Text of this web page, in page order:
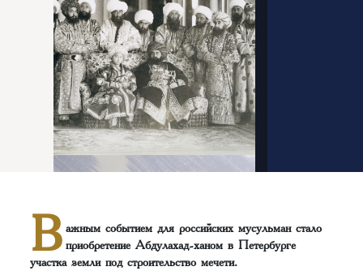
В ажным событием для российских мусульман стало
приобретение Абдулахад-ханом в Петербурге
участка земли под строительство мечети.